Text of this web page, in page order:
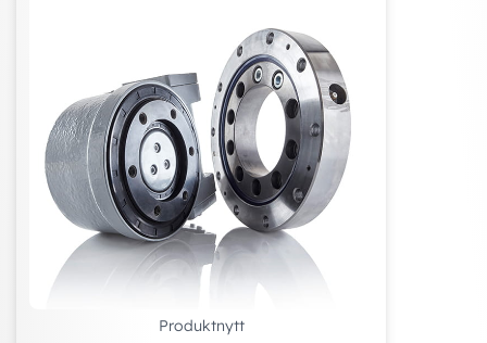
Produktnytt